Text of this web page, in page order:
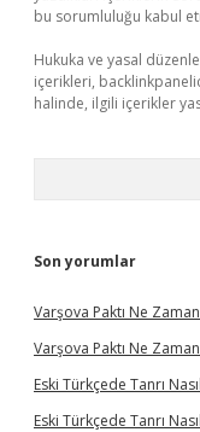
bu sorumluluğu kabul
Hukuka ve yasal
içerikleri,
halinde, ilgili içerikler
Son yorumlar
Varşova Paktı Ne Zaman
Varşova Paktı Ne Zaman
Eski Türkçede Tanrı
Eski Türkçede Tanrı